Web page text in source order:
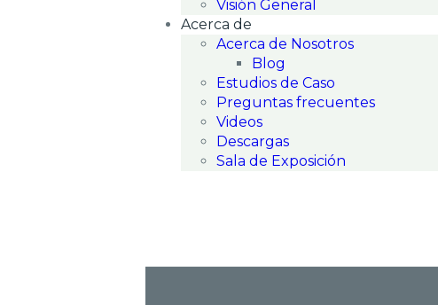
Visión General
Acerca de
Acerca de Nosotros
Blog
Estudios de Caso
Preguntas frecuentes
Videos
Descargas
Sala de Exposición